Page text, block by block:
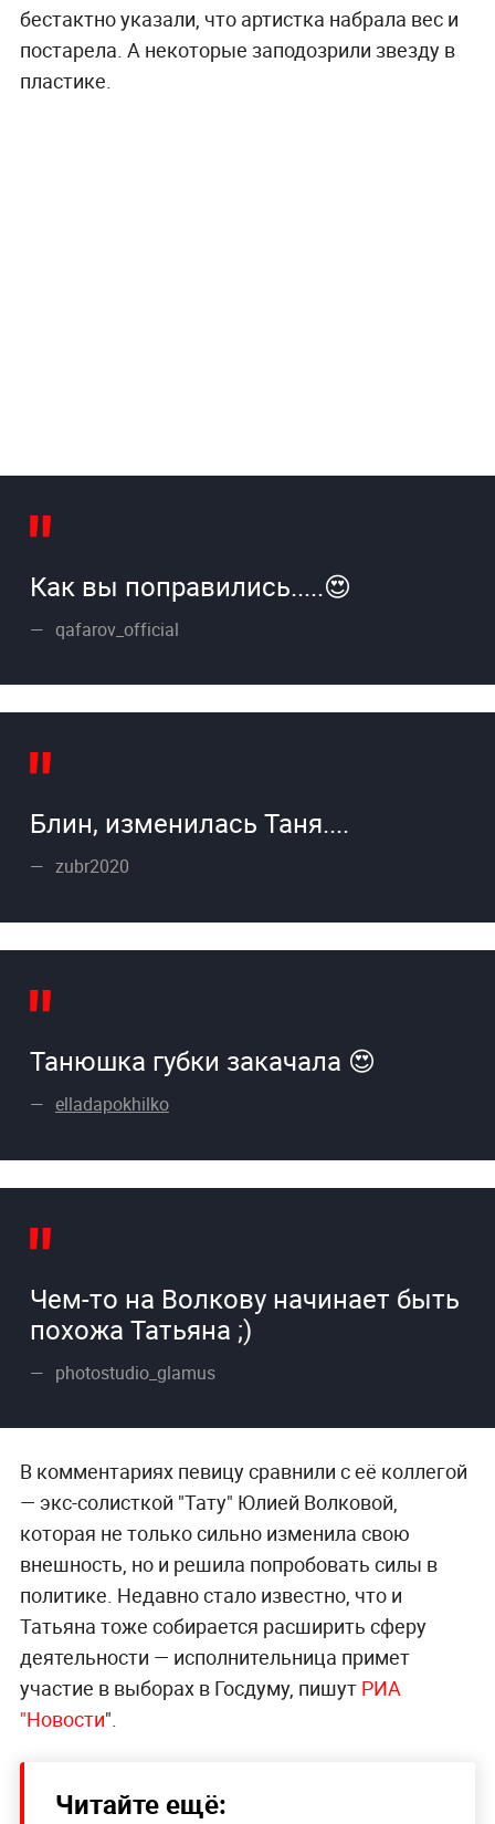
бестактно указали, что артистка набрала вес и
постарела. А некоторые заподозрили звезду в
пластике.
Как вы поправились.....😍
qafarov_official
Блин, изменилась Таня....
zubr2020
Танюшка губки закачала 😍
elladapokhilko
Чем-то на Волкову начинает быть
похожа Татьяна ;)
photostudio_glamus
В комментариях певицу сравнили с её коллегой
— экс-солисткой "Тату" Юлией Волковой,
которая не только сильно изменила свою
внешность, но и решила попробовать силы в
политике. Недавно стало известно, что и
Татьяна тоже собирается расширить сферу
деятельности — исполнительница примет
участие в выборах в Госдуму, пишут РИА
"Новости".
Читайте ещё: